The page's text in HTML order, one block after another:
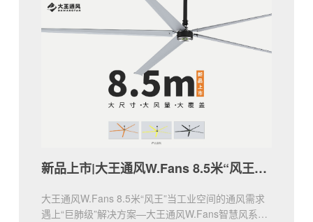
新品上市|大王通风W.Fans 8.5米“风王”登场！
大王通风W.Fans 8.5米“风王”当工业空间的通风需求
遇上“巨肺级”解决方案—大王通风W.Fans智慧风系列